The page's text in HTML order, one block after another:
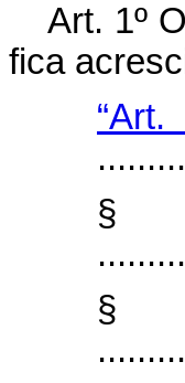
Art. 1º
fica